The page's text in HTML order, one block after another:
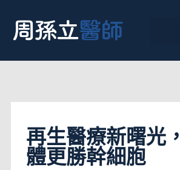
再生醫療新曙光
體更勝幹細胞